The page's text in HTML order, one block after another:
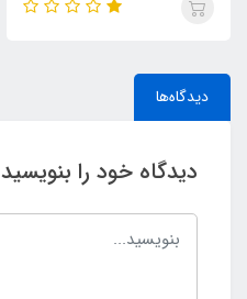
دیدگاه‌ها
دیدگاه خود را بنویسید